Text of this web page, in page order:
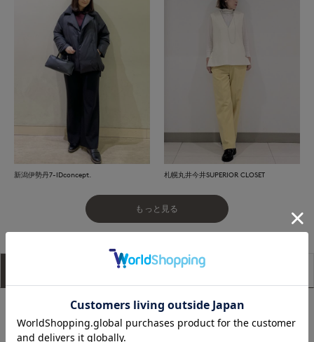
新潟伊勢丹7-IDconcept. 札幌丸井今井SUPERIOR CLOSET
もっと見る
サイズ詳細
深めのVネックがすっきりとした印象のベスト。タートルニッ